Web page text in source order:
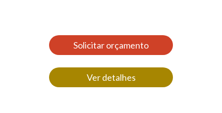
Solicitar orçamento
Ver detalhes